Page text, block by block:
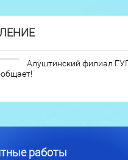
Алуштинский филиал
работы